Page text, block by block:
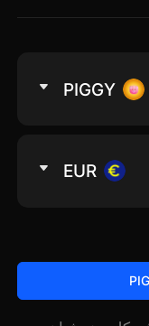
PIGGY
EUR